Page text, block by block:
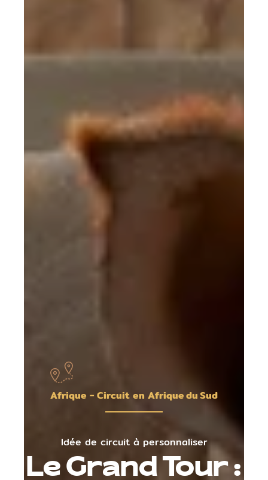
Afrique - Circuit en Afrique du Sud
Idée de circuit à personnaliser
Le Grand Tour :